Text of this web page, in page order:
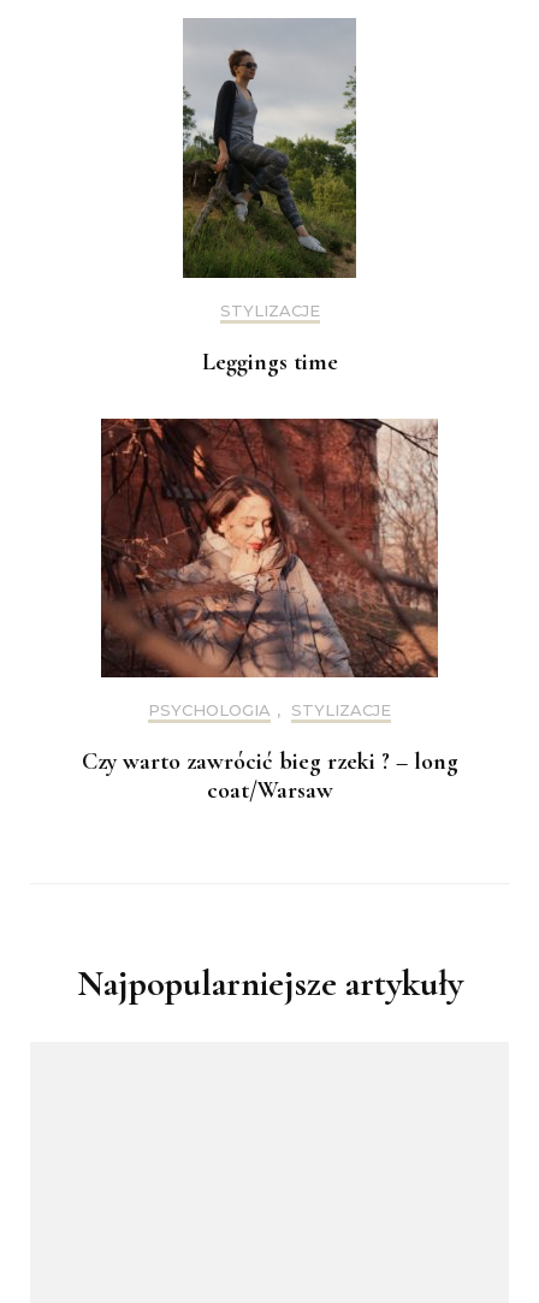
STYLIZACJE
Leggings time
PSYCHOLOGIA , STYLIZACJE
Czy warto zawrócić bieg rzeki ? – long
coat/Warsaw
Najpopularniejsze artykuły